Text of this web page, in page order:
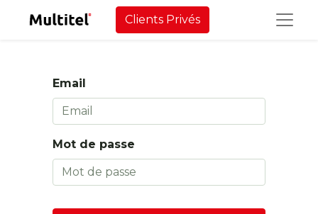
Clients Privés
Email
Mot de passe